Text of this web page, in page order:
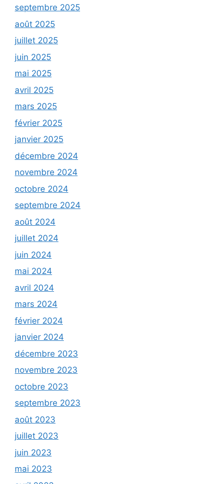
septembre 2025
août 2025
juillet 2025
juin 2025
mai 2025
avril 2025
mars 2025
février 2025
janvier 2025
décembre 2024
novembre 2024
octobre 2024
septembre 2024
août 2024
juillet 2024
juin 2024
mai 2024
avril 2024
mars 2024
février 2024
janvier 2024
décembre 2023
novembre 2023
octobre 2023
septembre 2023
août 2023
juillet 2023
juin 2023
mai 2023